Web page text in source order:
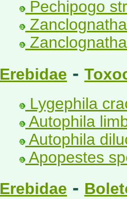
Pechipogo
Erebidae -
Lygephila
Autophila
Autophila
Apopestes
Erebidae -